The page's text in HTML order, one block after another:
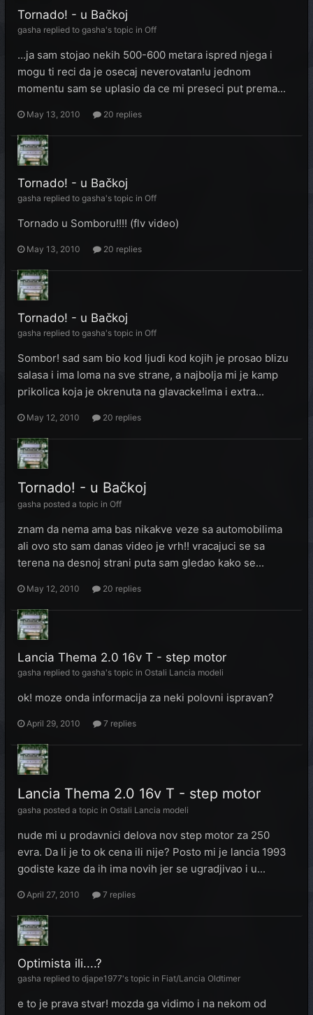
Tornado! - u Bačkoj
gasha replied to gasha's topic in Off
...ja sam stojao nekih 500-600 metara ispred njega i
mogu ti reci da je osecaj neverovatan!u jednom
momentu sam se uplasio da ce mi preseci put prema...
May 13, 2010 20 replies
Tornado! - u Bačkoj
gasha replied to gasha's topic in Off
Tornado u Somboru!!!! (flv video)
May 13, 2010 20 replies
Tornado! - u Bačkoj
gasha replied to gasha's topic in Off
Sombor! sad sam bio kod ljudi kod kojih je prosao blizu
salasa i ima loma na sve strane, a najbolja mi je kamp
prikolica koja je okrenuta na glavacke!ima i extra...
May 12, 2010 20 replies
Tornado! - u Bačkoj
gasha posted a topic in Off
znam da nema ama bas nikakve veze sa automobilima
ali ovo sto sam danas video je vrh!! vracajuci se sa
terena na desnoj strani puta sam gledao kako se...
May 12, 2010 20 replies
Lancia Thema 2.0 16v T - step motor
gasha replied to gasha's topic in Ostali Lancia modeli
ok! moze onda informacija za neki polovni ispravan?
April 29, 2010 7 replies
Lancia Thema 2.0 16v T - step motor
gasha posted a topic in Ostali Lancia modeli
nude mi u prodavnici delova nov step motor za 250
evra. Da li je to ok cena ili nije? Posto mi je lancia 1993
godiste kaze da ih ima novih jer se ugradjivao i u...
April 27, 2010 7 replies
Optimista ili....?
gasha replied to djape1977's topic in Fiat/Lancia Oldtimer
e to je prava stvar! mozda ga vidimo i na nekom od